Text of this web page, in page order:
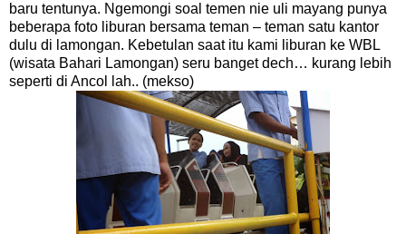
baru tentunya. Ngemongi soal temen nie uli mayang punya
beberapa foto liburan bersama teman – teman satu kantor
dulu di lamongan. Kebetulan saat itu kami liburan ke WBL
(wisata Bahari Lamongan) seru banget dech… kurang lebih
seperti di Ancol lah.. (mekso)